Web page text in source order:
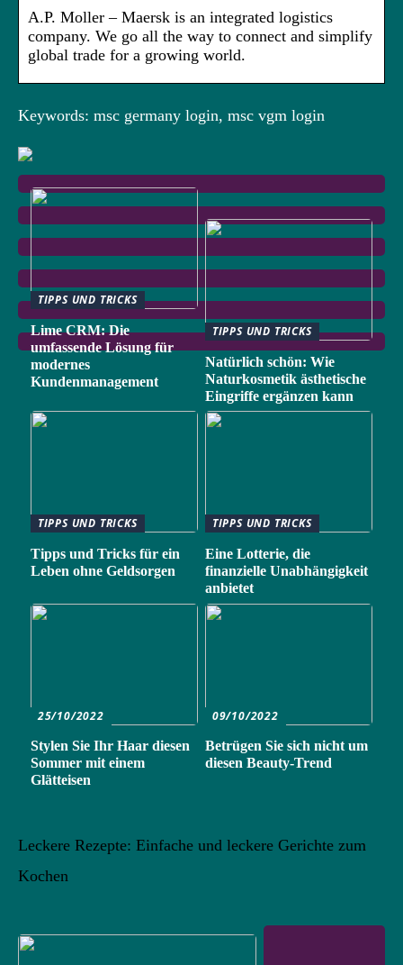
A.P. Moller – Maersk is an integrated logistics
company. We go all the way to connect and simplify
global trade for a growing world.
Keywords: msc germany login, msc vgm login
TIPPS UND TRICKS
Lime CRM: Die
umfassende Lösung für
modernes
Kundenmanagement
TIPPS UND TRICKS
Natürlich schön: Wie
Naturkosmetik ästhetische
Eingriffe ergänzen kann
TIPPS UND TRICKS
Tipps und Tricks für ein
Leben ohne Geldsorgen
TIPPS UND TRICKS
Eine Lotterie, die
finanzielle Unabhängigkeit
anbietet
25/10/2022
Stylen Sie Ihr Haar diesen
Sommer mit einem
Glätteisen
09/10/2022
Betrügen Sie sich nicht um
diesen Beauty-Trend
Leckere Rezepte: Einfache und leckere Gerichte zum
Kochen